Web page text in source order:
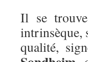
Il se
intrinsèque,
qualité,